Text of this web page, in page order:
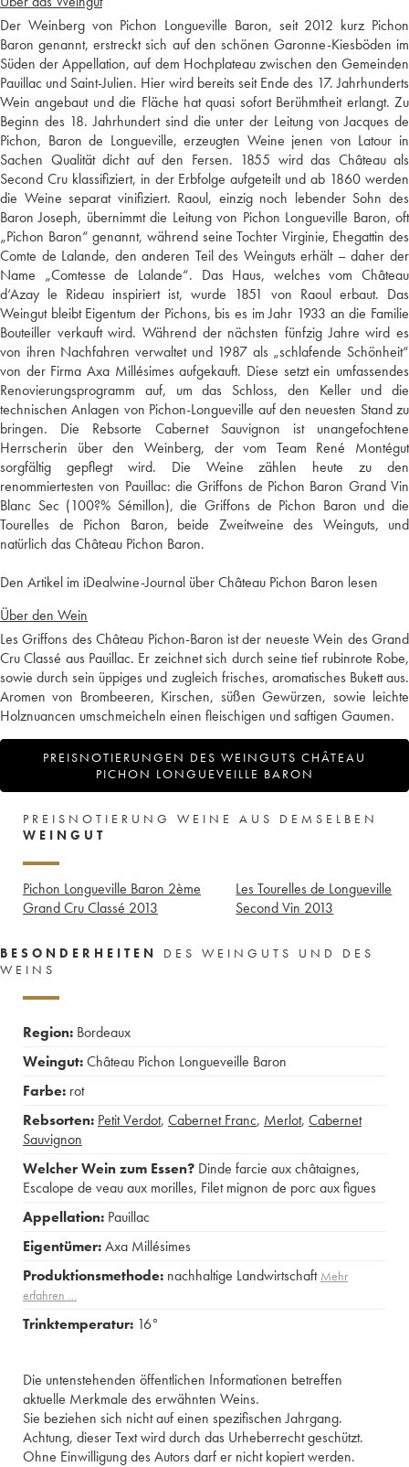
Der Weinberg von Pichon Longueville Baron, seit 2012 kurz Pichon
Baron genannt, erstreckt sich auf den schönen Garonne-Kiesböden im
Süden der Appellation, auf dem Hochplateau zwischen den Gemeinden
Pauillac und Saint-Julien. Hier wird bereits seit Ende des 17. Jahrhunderts
Wein angebaut und die Fläche hat quasi sofort Berühmtheit erlangt. Zu
Beginn des 18. Jahrhundert sind die unter der Leitung von Jacques de
Pichon, Baron de Longueville, erzeugten Weine jenen von Latour in
Sachen Qualität dicht auf den Fersen. 1855 wird das Château als
Second Cru klassifiziert, in der Erbfolge aufgeteilt und ab 1860 werden
die Weine separat vinifiziert. Raoul, einzig noch lebender Sohn des
Baron Joseph, übernimmt die Leitung von Pichon Longueville Baron, oft
„Pichon Baron“ genannt, während seine Tochter Virginie, Ehegattin des
Comte de Lalande, den anderen Teil des Weinguts erhält – daher der
Name „Comtesse de Lalande“. Das Haus, welches vom Château
d‘Azay le Rideau inspiriert ist, wurde 1851 von Raoul erbaut. Das
Weingut bleibt Eigentum der Pichons, bis es im Jahr 1933 an die Familie
Bouteiller verkauft wird. Während der nächsten fünfzig Jahre wird es
von ihren Nachfahren verwaltet und 1987 als „schlafende Schönheit“
von der Firma Axa Millésimes aufgekauft. Diese setzt ein umfassendes
Renovierungsprogramm auf, um das Schloss, den Keller und die
technischen Anlagen von Pichon-Longueville auf den neuesten Stand zu
bringen. Die Rebsorte Cabernet Sauvignon ist unangefochtene
Herrscherin über den Weinberg, der vom Team René Montégut
sorgfältig gepflegt wird. Die Weine zählen heute zu den
renommiertesten von Pauillac: die Griffons de Pichon Baron Grand Vin
Blanc Sec (100?% Sémillon), die Griffons de Pichon Baron und die
Tourelles de Pichon Baron, beide Zweitweine des Weinguts, und
natürlich das Château Pichon Baron.
Den Artikel im iDealwine-Journal über Château Pichon Baron lesen
Über den Wein
Les Griffons des Château Pichon-Baron ist der neueste Wein des Grand
Cru Classé aus Pauillac. Er zeichnet sich durch seine tief rubinrote Robe,
sowie durch sein üppiges und zugleich frisches, aromatisches Bukett aus.
Aromen von Brombeeren, Kirschen, süßen Gewürzen, sowie leichte
Holznuancen umschmeicheln einen fleischigen und saftigen Gaumen.
PREISNOTIERUNGEN DES WEINGUTS CHÂTEAU
PICHON LONGUEVEILLE BARON
PREISNOTIERUNG WEINE AUS DEMSELBEN
WEINGUT
Pichon Longueville Baron 2ème
Grand Cru Classé 2013
Les Tourelles de Longueville
Second Vin 2013
BESONDERHEITEN
DES WEINGUTS UND DES
WEINS
Region: Bordeaux
Weingut:Château Pichon Longueveille Baron
Farbe: rot
Rebsorten: Petit Verdot, Cabernet Franc, Merlot, Cabernet
Sauvignon
Welcher Wein zum Essen? Dinde farcie aux châtaignes,
Escalope de veau aux morilles, Filet mignon de porc aux figues
Appellation: Pauillac
Eigentümer:Axa Millésimes
Produktionsmethode: nachhaltige Landwirtschaft Mehr
erfahren …
Trinktemperatur: 16°
Die untenstehenden öffentlichen Informationen betreffen
aktuelle Merkmale des erwähnten Weins.
Sie beziehen sich nicht auf einen spezifischen Jahrgang.
Achtung, dieser Text wird durch das Urheberrecht geschützt.
Ohne Einwilligung des Autors darf er nicht kopiert werden.